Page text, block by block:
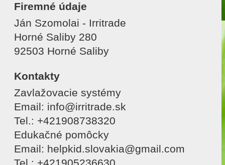
Firemné údaje
Ján Szomolai - Irritrade
Horné Saliby 280
92503 Horné Saliby
Kontakty
Zavlažovacie systémy
Email: info@irritrade.sk
Tel.: +421908738320
Edukačné pomôcky
Email: helpkid.slovakia@gmail.com